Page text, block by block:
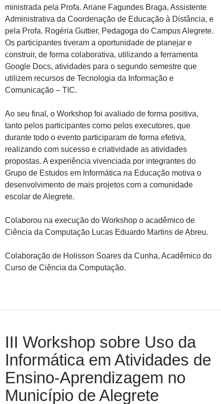
ministrada pela Profa. Ariane Fagundes Braga, Assistente
Administrativa da Coordenação de Educação à Distância, e
pela Profa. Rogéria Guttier, Pedagoga do Campus Alegrete.
Os participantes tiveram a oportunidade de planejar e
construir, de forma colaborativa, utilizando a ferramenta
Google Docs, atividades para o segundo semestre que
utilizem recursos de Tecnologia da Informação e
Comunicação – TIC.
Ao seu final, o Workshop foi avaliado de forma positiva,
tanto pelos participantes como pelos executores, que
durante todo o evento participaram de forma efetiva,
realizando com sucesso e criatividade as atividades
propostas. A experiência vivenciada por integrantes do
Grupo de Estudos em Informática na Educação motiva o
desenvolvimento de mais projetos com a comunidade
escolar de Alegrete.
Colaborou na execução do Workshop o acadêmico de
Ciência da Computação Lucas Eduardo Martins de Abreu.
Colaboração de Holisson Soares da Cunha, Acadêmico do
Curso de Ciência da Computação.
III Workshop sobre Uso da
Informática em Atividades de
Ensino-Aprendizagem no
Município de Alegrete